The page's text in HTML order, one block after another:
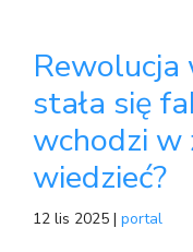
Rewolucja
stała się
wchodzi w
wiedzieć?
12 lis 2025 | portal